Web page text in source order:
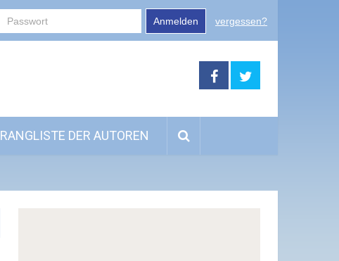
Anmelden vergessen?
RANGLISTE DER AUTOREN